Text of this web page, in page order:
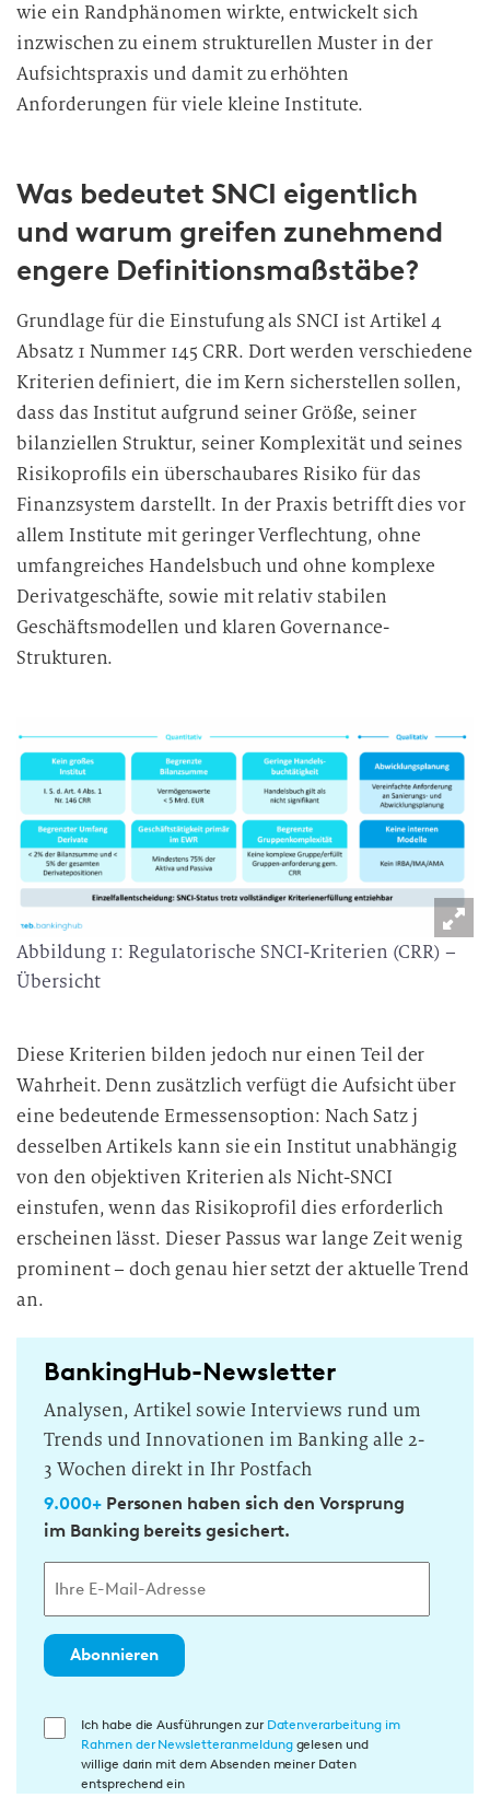
wie ein Randphänomen wirkte, entwickelt sich
inzwischen zu einem strukturellen Muster in der
Aufsichtspraxis und damit zu erhöhten
Anforderungen für viele kleine Institute.
Was bedeutet SNCI eigentlich
und warum greifen zunehmend
engere Definitionsmaßstäbe?
Grundlage für die Einstufung als SNCI ist Artikel 4
Absatz 1 Nummer 145 CRR. Dort werden verschiedene
Kriterien definiert, die im Kern sicherstellen sollen,
dass das Institut aufgrund seiner Größe, seiner
bilanziellen Struktur, seiner Komplexität und seines
Risikoprofils ein überschaubares Risiko für das
Finanzsystem darstellt. In der Praxis betrifft dies vor
allem Institute mit geringer Verflechtung, ohne
umfangreiches Handelsbuch und ohne komplexe
Derivatgeschäfte, sowie mit relativ stabilen
Geschäftsmodellen und klaren Governance-
Strukturen.
Abbildung 1: Regulatorische SNCI-Kriterien (CRR) –
Übersicht
Diese Kriterien bilden jedoch nur einen Teil der
Wahrheit. Denn zusätzlich verfügt die Aufsicht über
eine bedeutende Ermessensoption: Nach Satz j
desselben Artikels kann sie ein Institut unabhängig
von den objektiven Kriterien als Nicht-SNCI
einstufen, wenn das Risikoprofil dies erforderlich
erscheinen lässt. Dieser Passus war lange Zeit wenig
prominent – doch genau hier setzt der aktuelle Trend
an.
BankingHub-Newsletter
Analysen, Artikel sowie Interviews rund um
Trends und Innovationen im Banking alle 2-
3 Wochen direkt in Ihr Postfach
9.000+Personen haben sich den Vorsprung
im Banking bereits gesichert.
Abonnieren
E
Ich habe die Ausführungen zur Datenverarbeitung im
Rahmen der Newsletteranmeldunggelesen und
willige darin mit dem Absenden meiner Daten
entsprechend ein